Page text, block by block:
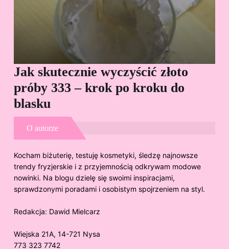
Jak skutecznie wyczyścić złoto
próby 333 – krok po kroku do
blasku
O autorze
Kocham biżuterię, testuję kosmetyki, śledzę najnowsze
trendy fryzjerskie i z przyjemnością odkrywam modowe
nowinki. Na blogu dzielę się swoimi inspiracjami,
sprawdzonymi poradami i osobistym spojrzeniem na styl.
Redakcja: Dawid Mielcarz
Wiejska 21A, 14-721 Nysa
773 323 7742